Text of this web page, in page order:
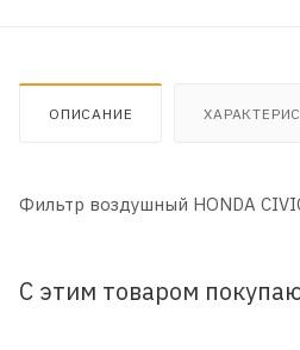
ОПИСАНИЕ
Фильтр воздушный HONDA
С этим товаром